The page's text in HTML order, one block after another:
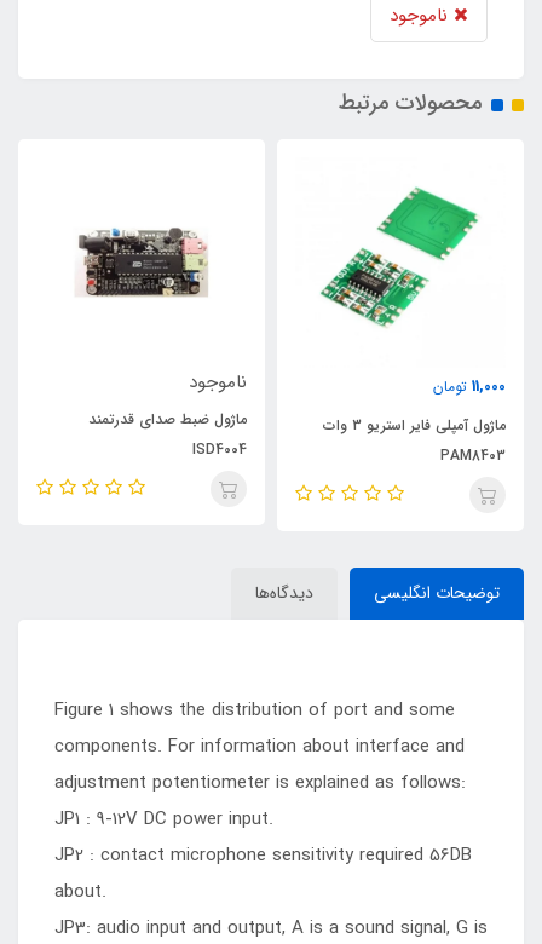
ناموجود
محصولات مرتبط
11,000 تومان
ماژول آمپلی فایر استریو 3 وات
PAM8403
ناموجود
ماژول ضبط صدای قدرتمند
ISD4004
توضیحات انگلیسی دیدگاه‌ها
Figure 1 shows the distribution of port and some
components. For information about interface and
adjustment potentiometer is explained as follows:
JP1 : 9-12V DC power input.
JP2 : contact microphone sensitivity required 56DB
about.
JP3: audio input and output, A is a sound signal, G is